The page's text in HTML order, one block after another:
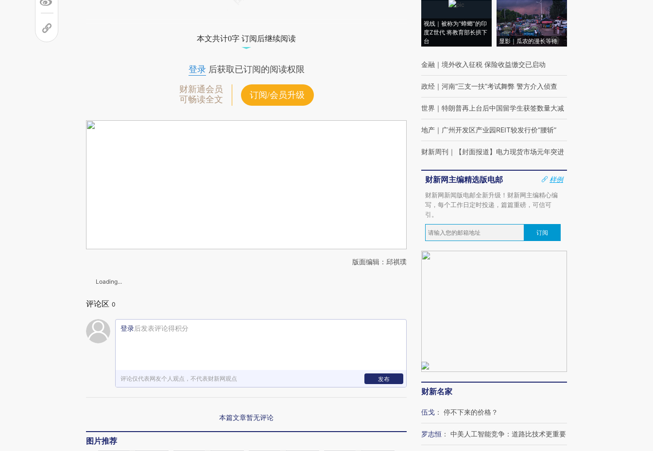
本文共计0字 订阅后继续阅读
登录后获取已订阅的阅读权限
财新通会员
可畅读全文
订阅/会员升级
版面编辑：邱祺璞
Loading...
评论区 0
登录后发表评论得积分
评论仅代表网友个人观点，不代表财新网观点 发布
本篇文章暂无评论
图片推荐
视线｜被称为“蟑螂”的印
度Z世代 将教育部长拱下
台
显影｜瓜农的漫长等待
金融 ｜ 境外收入征税 保险收益缴交已启动
政经 ｜ 河南“三支一扶”考试舞弊 警方介入侦查
世界 ｜ 特朗普再上台后中国留学生获签数量大减
地产 ｜ 广州开发区产业园REIT较发行价“腰斩”
财新周刊 ｜ 【封面报道】电力现货市场元年突进
财新网主编精选版电邮
样例
财新网新闻版电邮全新升级！财新网主编精心编
写，每个工作日定时投递，篇篇重磅，可信可
引。
订阅
财新名家
伍戈 ： 停不下来的价格？
罗志恒 ： 中美人工智能竞争：道路比技术更重要